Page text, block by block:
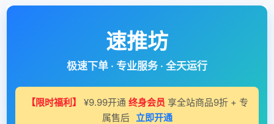
速推坊
极速下单 · 专业服务 · 全天运行
【限时福利】 ¥9.99开通 终身会员 享全站商品9折 + 专
属售后 立即开通